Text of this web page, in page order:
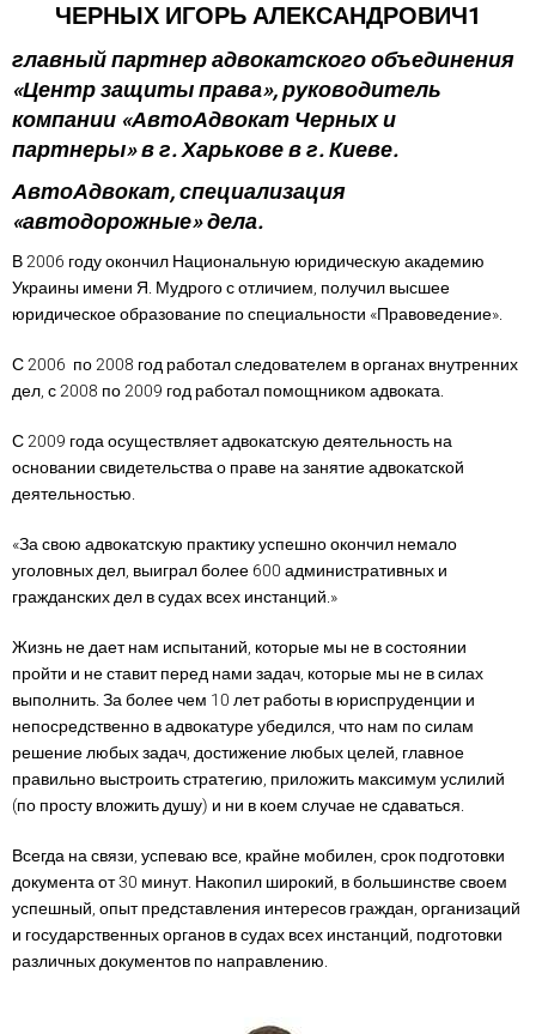
ЧЕРНЫХ ИГОРЬ АЛЕКСАНДРОВИЧ1
главный партнер адвокатского объединения
«Центр защиты права», руководитель
компании «АвтоАдвокат Черных и
партнеры» в г. Харькове в г. Киеве.
АвтоАдвокат, специализация
«автодорожные» дела.
В 2006 году окончил Национальную юридическую академию
Украины имени Я. Мудрого с отличием, получил высшее
юридическое образование по специальности «Правоведение».
С 2006 по 2008 год работал следователем в органах внутренних
дел, с 2008 по 2009 год работал помощником адвоката.
С 2009 года осуществляет адвокатскую деятельность на
основании свидетельства о праве на занятие адвокатской
деятельностью.
«За свою адвокатскую практику успешно окончил немало
уголовных дел, выиграл более 600 административных и
гражданских дел в судах всех инстанций.»
Жизнь не дает нам испытаний, которые мы не в состоянии
пройти и не ставит перед нами задач, которые мы не в силах
выполнить. За более чем 10 лет работы в юриспруденции и
непосредственно в адвокатуре убедился, что нам по силам
решение любых задач, достижение любых целей, главное
правильно выстроить стратегию, приложить максимум услилий
(по просту вложить душу) и ни в коем случае не сдаваться.
Всегда на связи, успеваю все, крайне мобилен, срок подготовки
документа от 30 минут. Накопил широкий, в большинстве своем
успешный, опыт представления интересов граждан, организаций
и государственных органов в судах всех инстанций, подготовки
различных документов по направлению.